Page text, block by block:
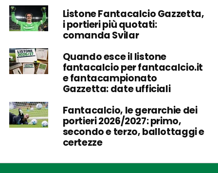
Listone Fantacalcio Gazzetta,
i portieri più quotati:
comanda Svilar
Quando esce il listone
fantacalcio per fantacalcio.it
e fantacampionato
Gazzetta: date ufficiali
Fantacalcio, le gerarchie dei
portieri 2026/2027: primo,
secondo e terzo, ballottaggi e
certezze